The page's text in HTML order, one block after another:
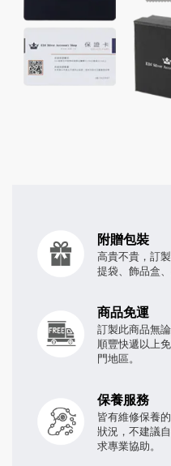
附贈包裝
高貴不貴，訂
提袋、飾品盒
商品免運
訂製此商品無
順豐快遞以上
門地區。
保養服務
皆有維修保養
狀況，不建議
求專業協助。